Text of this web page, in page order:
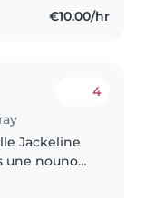
€10.00/hr
4
Jackeline